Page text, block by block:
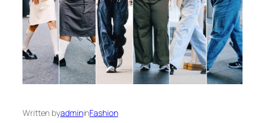
Written byadmininFashion